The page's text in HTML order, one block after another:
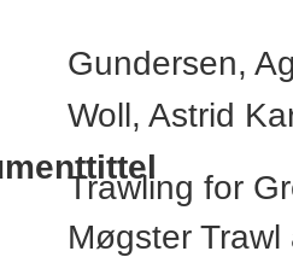
Gundersen,
Woll, Astrid
Trawling for
Møgster